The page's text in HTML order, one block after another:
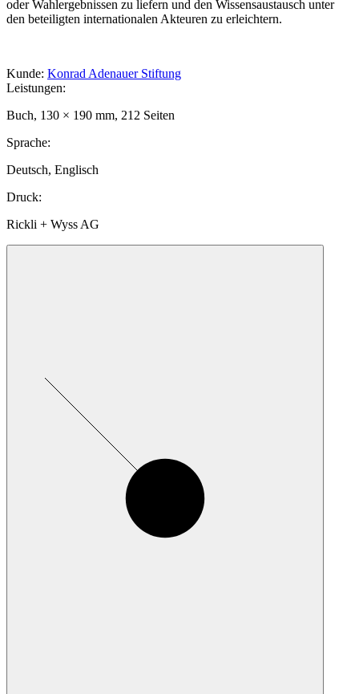
oder Wahlergebnissen zu liefern und den Wissensaustausch unter
den beteiligten internationalen Akteuren zu erleichtern.
Kunde: Konrad Adenauer Stiftung
Leistungen:
Buch, 130 × 190 mm, 212 Seiten
Sprache:
Deutsch, Englisch
Druck:
Rickli + Wyss AG